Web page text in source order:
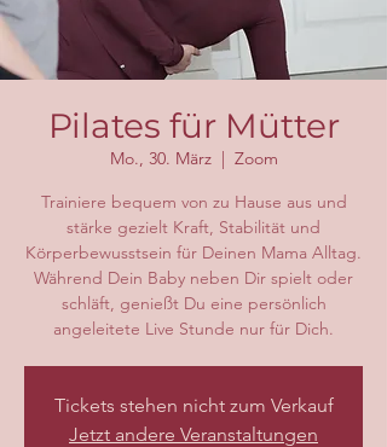
Pilates für Mütter
Mo., 30. März
  |
Zoom
Trainiere bequem von zu Hause aus und
stärke gezielt Kraft, Stabilität und
Körperbewusstsein für Deinen Mama Alltag.
Während Dein Baby neben Dir spielt oder
schläft, genießt Du eine persönlich
angeleitete Live Stunde nur für Dich.
Tickets stehen nicht zum Verkauf
Jetzt andere Veranstaltungen